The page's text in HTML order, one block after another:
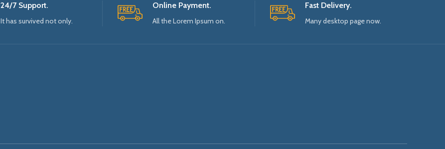
24/7 Support.
It has survived not only.
Online Payment.
All the Lorem Ipsum on.
Fast Delivery.
Many desktop page now.